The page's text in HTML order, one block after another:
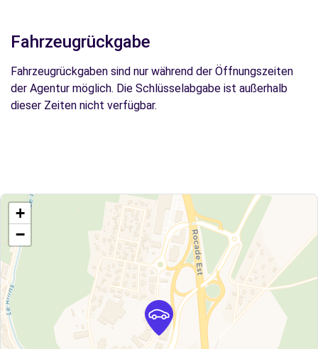
Fahrzeugrückgabe
Fahrzeugrückgaben sind nur während der Öffnungszeiten
der Agentur möglich. Die Schlüsselabgabe ist außerhalb
dieser Zeiten nicht verfügbar.
+
−